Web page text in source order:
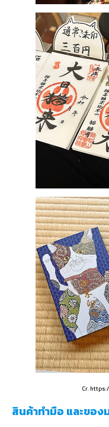
Cr.
สินค้าทำมือ และของ